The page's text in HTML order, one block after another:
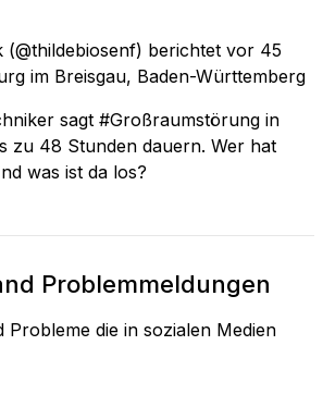
(@thildebiosenf) berichtet vor 45
im Breisgau, Baden-Württemberg
sagt #Großraumstörung in
zu 48 Stunden dauern. Wer hat
was ist da los?
Problemmeldungen
Probleme die in sozialen Medien